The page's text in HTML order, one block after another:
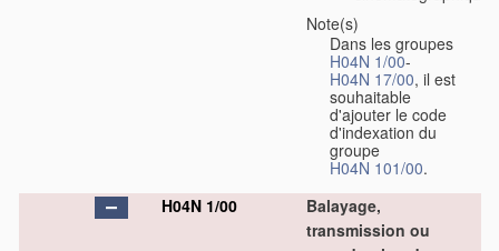
Note(s)
Dans les groupes
H04N 1/00-
H04N 17/00, il est
souhaitable
d'ajouter le code
d'indexation du
groupe
H04N 101/00.
H04N 1/00
Balayage,
transmission ou